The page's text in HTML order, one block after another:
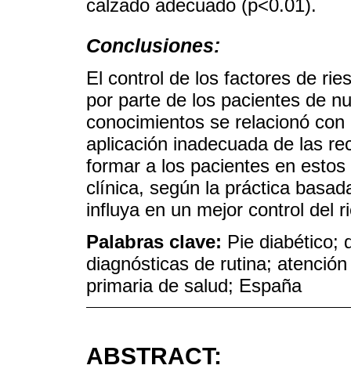
calzado adecuado (p<0.01).
Conclusiones:
El control de los factores de
por parte de los pacientes de
conocimientos se relacionó
aplicación inadecuada de las
formar a los pacientes en
clínica, según la práctica
influya en un mejor control del
Palabras clave: Pie diabético;
diagnósticas de rutina;
primaria de salud; España
ABSTRACT: